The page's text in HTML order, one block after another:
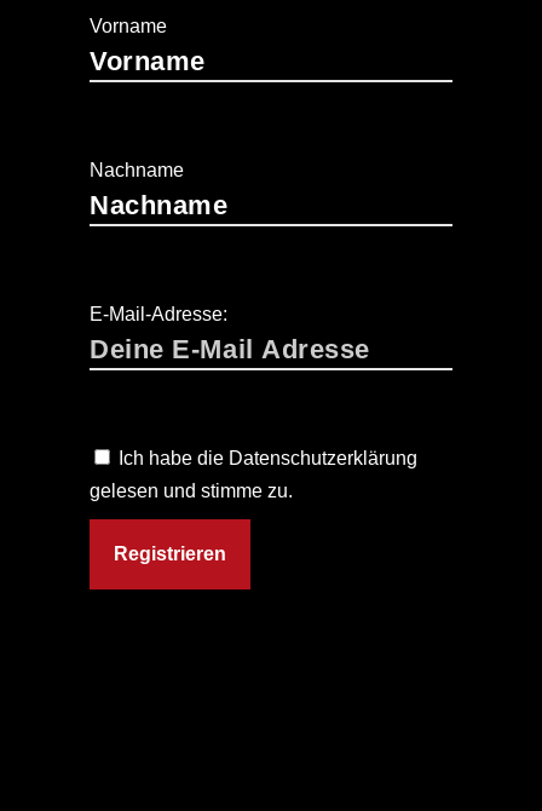
Vorname
Nachname
E-Mail-Adresse:
Ich habe die Datenschutzerklärung
gelesen und stimme zu.